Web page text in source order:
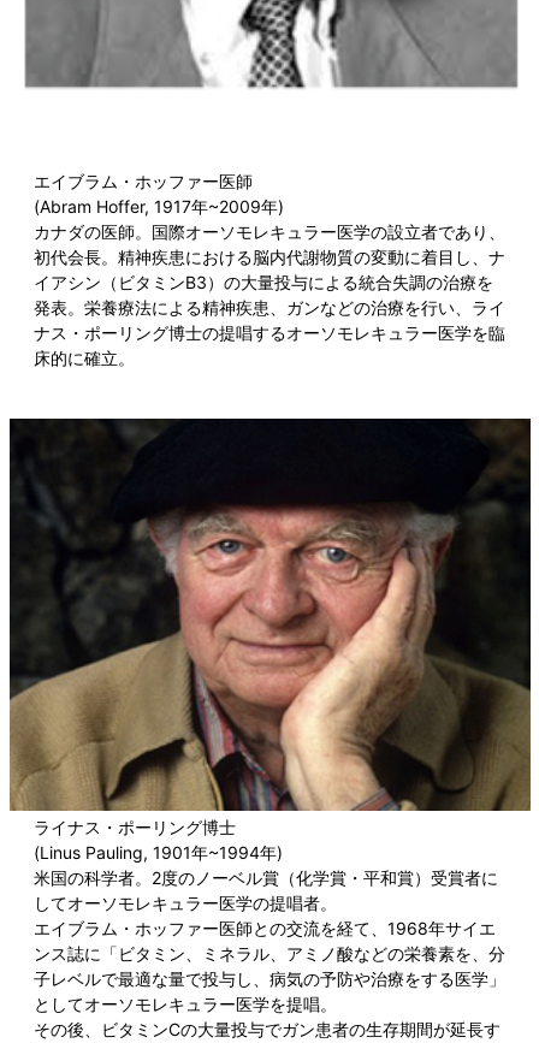
エイブラム・ホッファー医師
(Abram Hoffer, 1917年~2009年)
カナダの医師。国際オーソモレキュラー医学の設立者であり、
初代会長。精神疾患における脳内代謝物質の変動に着目し、ナ
イアシン（ビタミンB3）の大量投与による統合失調の治療を
発表。栄養療法による精神疾患、ガンなどの治療を行い、ライ
ナス・ポーリング博士の提唱するオーソモレキュラー医学を臨
床的に確立。
ライナス・ポーリング博士
(Linus Pauling, 1901年~1994年)
米国の科学者。2度のノーベル賞（化学賞・平和賞）受賞者に
してオーソモレキュラー医学の提唱者。
エイブラム・ホッファー医師との交流を経て、1968年サイエ
ンス誌に「ビタミン、ミネラル、アミノ酸などの栄養素を、分
子レベルで最適な量で投与し、病気の予防や治療をする医学」
としてオーソモレキュラー医学を提唱。
その後、ビタミンCの大量投与でガン患者の生存期間が延長す